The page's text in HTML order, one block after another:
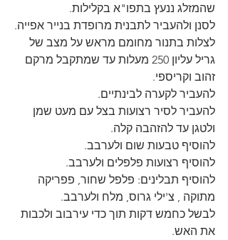
שהמזלג ננעץ בתפו"א בקלילות.
לסנן ולהעביר לתבנית מרופדת בנייר אפייה.
לצלות בתנור מחומם מראש על מצב של
גריל עליון 250 מעלות עד שמתקבל מרקם
זהוב וקריספי.
להעביר לקערה לבינתיים.
להעביר לסיר רצועות בצל עם מעט שמן
ולטגן עד להזהבה קלה.
להוסיף טבעות שום ולערבב.
להוסיף רצועות פלפלים ולערבב.
להוסיף תבלינים: פלפל שחור, פפריקה
מתוקה , צ'ילי גרוס, מלח ולערבב.
לבשל כחמש דקות תוך כדי עירבוב ולכבות
את האש.